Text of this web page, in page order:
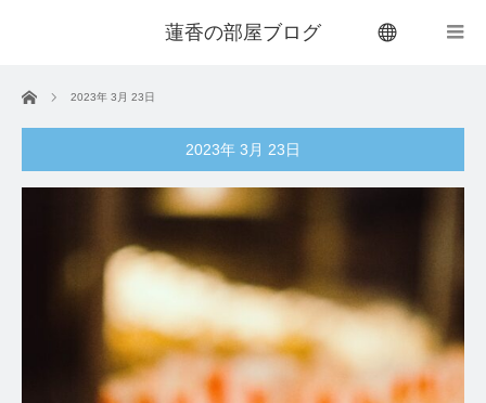
蓮香の部屋ブログ
ホーム 2023年 3月 23日
2023年 3月 23日